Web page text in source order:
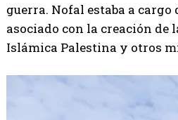
guerra. Nofal estaba a
asociado con la creación de
Islámica Palestina y otros